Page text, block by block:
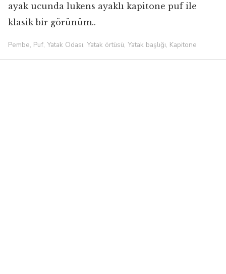
ayak ucunda lukens ayaklı kapitone puf ile
klasik bir görünüm..
Pembe, Puf, Yatak Odası, Yatak örtüsü, Yatak başlığı, Kapitone